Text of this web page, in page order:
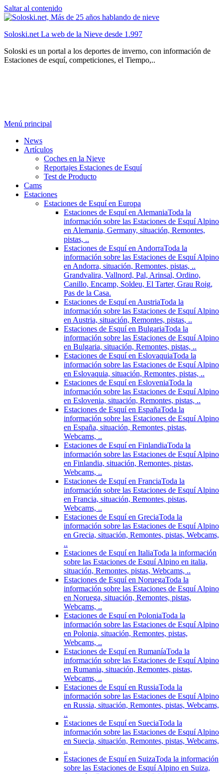
Saltar al contenido
Soloski.net La web de la Nieve desde 1.997
Soloski es un portal a los deportes de inverno, con información de
Estaciones de esquí, competiciones, el Tiempo,..
Menú principal
News
Artículos
Coches en la Nieve
Reportajes Estaciones de Esquí
Test de Producto
Cams
Estaciones
Estaciones de Esquí en Europa
Estaciones de Esquí en AlemaniaToda la
información sobre las Estaciones de Esquí Alpino
en Alemania, Germany, situación, Remontes,
pistas, ..
Estaciones de Esquí en AndorraToda la
información sobre las Estaciones de Esquí Alpino
en Andorra, situación, Remontes, pistas, ..
Grandvalira, Vallnord, Pal, Arinsal, Ordino,
Canillo, Encamp, Soldeu, El Tarter, Grau Roig,
Pas de la Casa.
Estaciones de Esquí en AustriaToda la
información sobre las Estaciones de Esquí Alpino
en Austria, situación, Remontes, pistas, ..
Estaciones de Esquí en BulgariaToda la
información sobre las Estaciones de Esquí Alpino
en Bulgaria, situación, Remontes, pistas, ..
Estaciones de Esquí en EslovaquiaToda la
información sobre las Estaciones de Esquí Alpino
en Eslovaquia, situación, Remontes, pistas, ..
Estaciones de Esquí en EsloveniaToda la
información sobre las Estaciones de Esquí Alpino
en Eslovenia, situación, Remontes, pistas, ..
Estaciones de Esquí en EspañaToda la
información sobre las Estaciones de Esquí Alpino
en España, situación, Remontes, pistas,
Webcams, ..
Estaciones de Esquí en FinlandiaToda la
información sobre las Estaciones de Esquí Alpino
en Finlandia, situación, Remontes, pistas,
Webcams, ..
Estaciones de Esquí en FranciaToda la
información sobre las Estaciones de Esquí Alpino
en Francia, situación, Remontes, pistas,
Webcams, ..
Estaciones de Esquí en GreciaToda la
información sobre las Estaciones de Esquí Alpino
en Grecia, situación, Remontes, pistas, Webcams,
..
Estaciones de Esquí en ItaliaToda la información
sobre las Estaciones de Esquí Alpino en italia,
situación, Remontes, pistas, Webcams, ..
Estaciones de Esquí en NoruegaToda la
información sobre las Estaciones de Esquí Alpino
en Noruega, situación, Remontes, pistas,
Webcams, ..
Estaciones de Esquí en PoloniaToda la
información sobre las Estaciones de Esquí Alpino
en Polonia, situación, Remontes, pistas,
Webcams, ..
Estaciones de Esquí en RumaníaToda la
información sobre las Estaciones de Esquí Alpino
en Rumania, situación, Remontes, pistas,
Webcams, ..
Estaciones de Esquí en RussiaToda la
información sobre las Estaciones de Esquí Alpino
en Russia, situación, Remontes, pistas, Webcams,
..
Estaciones de Esquí en SueciaToda la
información sobre las Estaciones de Esquí Alpino
en Suecia, situación, Remontes, pistas, Webcams,
..
Estaciones de Esquí en SuizaToda la información
sobre las Estaciones de Esquí Alpino en Suiza,